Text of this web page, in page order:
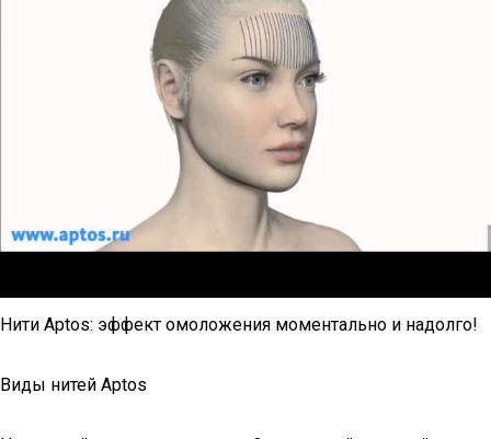
Нити Aptos: эффект омоложения моментально и надолго!
Виды нитей Aptos